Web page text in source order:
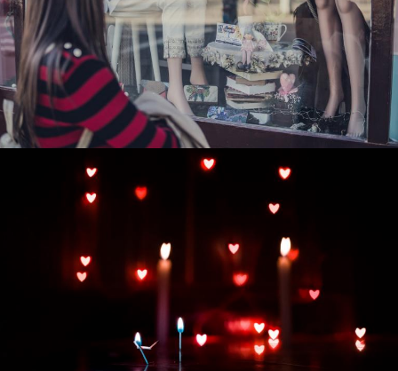
Развитие и поддержка интернет-
витрины StepClub
Смотреть проект
Развитие интернет-магазина "Всё для
праздника"
Смотреть проект